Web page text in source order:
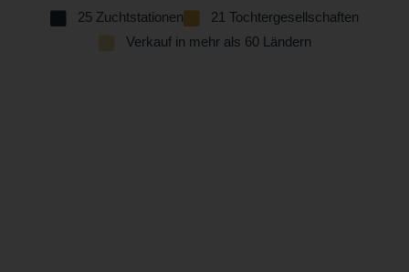
25 Zuchtstationen
21 Tochtergesellschaften
Verkauf in mehr als 60 Ländern